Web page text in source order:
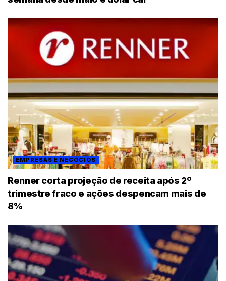
EMPRESAS E NEGÓCIOS
Renner corta projeção de receita após 2º
trimestre fraco e ações despencam mais de
8%